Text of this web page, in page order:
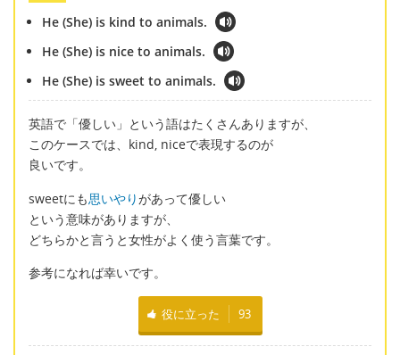
He (She) is kind to animals.
He (She) is nice to animals.
He (She) is sweet to animals.
英語で「優しい」という語はたくさんありますが、
このケースでは、kind, niceで表現するのが
良いです。
sweetにも思いやりがあって優しい
という意味がありますが、
どちらかと言うと女性がよく使う言葉です。
参考になれば幸いです。
役に立った 93